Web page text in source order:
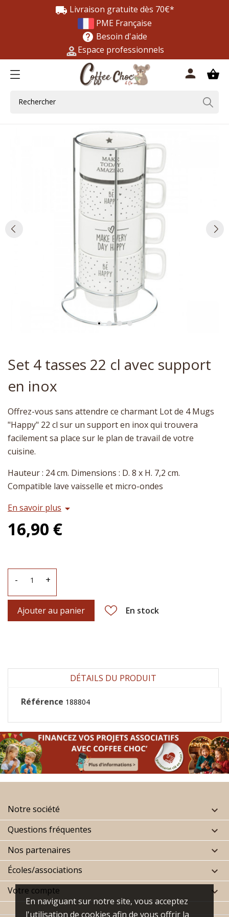
En naviguant sur notre site, vous acceptez
l'utilisation de cookies afin de vous offrir la
local_shipping Livraison gratuite dès 70€*
PME Française
help Besoin d'aide
Espace professionnels
shopping_basket
person
Set 4 tasses 22 cl avec support
en inox
Offrez-vous sans attendre ce charmant Lot de 4 Mugs
"Happy" 22 cl sur un support en inox qui trouvera
facilement sa place sur le plan de travail de votre
cuisine.
Hauteur : 24 cm. Dimensions : D. 8 x H. 7,2 cm.
Compatible lave vaisselle et micro-ondes
En savoir plus arrow_drop_down
16,90 €
- +
Ajouter au panier En stock
DÉTAILS DU PRODUIT
Référence 188804
Notre société 
Questions fréquentes 
Nos partenaires 
Écoles/associations 
Votre compte 